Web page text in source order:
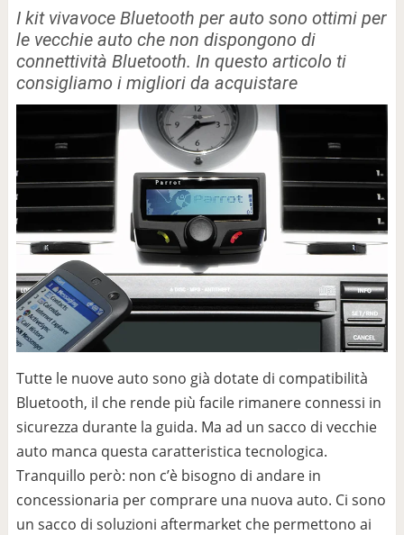
I kit vivavoce Bluetooth per auto sono ottimi per
le vecchie auto che non dispongono di
connettività Bluetooth. In questo articolo ti
consigliamo i migliori da acquistare
Tutte le nuove auto sono già dotate di compatibilità
Bluetooth, il che rende più facile rimanere connessi in
sicurezza durante la guida. Ma ad un sacco di vecchie
auto manca questa caratteristica tecnologica.
Tranquillo però: non c’è bisogno di andare in
concessionaria per comprare una nuova auto. Ci sono
un sacco di soluzioni aftermarket che permettono ai